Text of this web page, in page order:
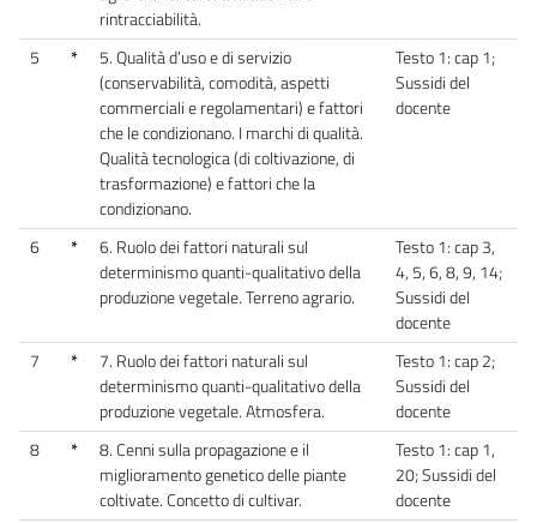
rintracciabilità.
5 *
5. Qualità d’uso e di servizio
(conservabilità, comodità, aspetti
commerciali e regolamentari) e fattori
che le condizionano. I marchi di qualità.
Qualità tecnologica (di coltivazione, di
trasformazione) e fattori che la
condizionano.
Testo 1: cap 1;
Sussidi del
docente
6 *
6. Ruolo dei fattori naturali sul
determinismo quanti-qualitativo della
produzione vegetale. Terreno agrario.
Testo 1: cap 3,
4, 5, 6, 8, 9, 14;
Sussidi del
docente
7
*
7. Ruolo dei fattori naturali sul
determinismo quanti-qualitativo della
produzione vegetale. Atmosfera.
Testo 1: cap 2;
Sussidi del
docente
8
*
8. Cenni sulla propagazione e il
miglioramento genetico delle piante
coltivate. Concetto di cultivar.
Testo 1: cap 1,
20; Sussidi del
docente